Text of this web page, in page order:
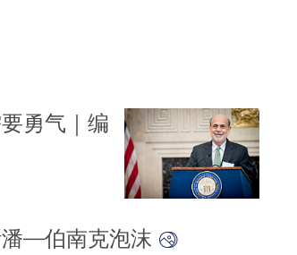
勇气｜编
—伯南克泡沫